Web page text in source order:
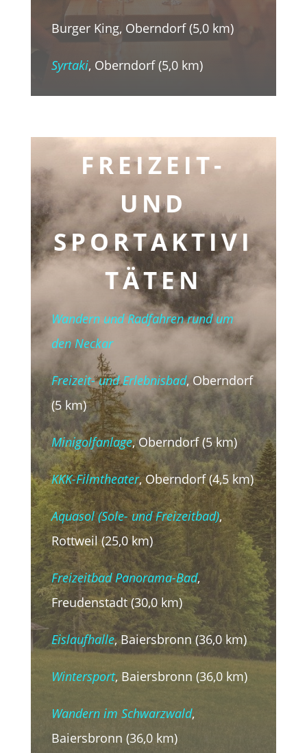
Burger King, Oberndorf (5,0 km)
Syrtaki, Oberndorf (5,0 km)
FREIZEIT-
UND
SPORTAKTIVI
TÄTEN
Wandern und Radfahren rund um
den Neckar
Freizeit- und Erlebnisbad, Oberndorf
(5 km)
Minigolfanlage, Oberndorf (5 km)
KKK-Filmtheater, Oberndorf (4,5 km)
Aquasol (Sole- und Freizeitbad),
Rottweil (25,0 km)
Freizeitbad Panorama-Bad,
Freudenstadt (30,0 km)
Eislaufhalle, Baiersbronn (36,0 km)
Wintersport, Baiersbronn (36,0 km)
Wandern im Schwarzwald,
Baiersbronn (36,0 km)